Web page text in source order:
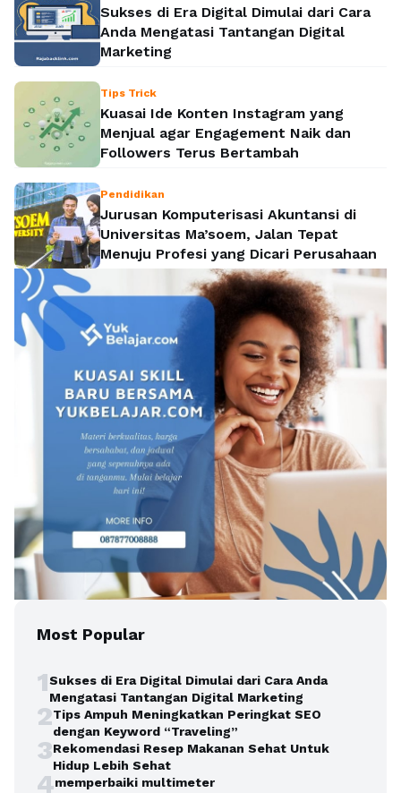
Sukses di Era Digital Dimulai dari Cara
Anda Mengatasi Tantangan Digital
Marketing
Tips Trick
Kuasai Ide Konten Instagram yang
Menjual agar Engagement Naik dan
Followers Terus Bertambah
Pendidikan
Jurusan Komputerisasi Akuntansi di
Universitas Ma’soem, Jalan Tepat
Menuju Profesi yang Dicari Perusahaan
Most Popular
1Sukses di Era Digital Dimulai dari Cara Anda
Mengatasi Tantangan Digital Marketing
2Tips Ampuh Meningkatkan Peringkat SEO
dengan Keyword “Traveling”
3Rekomendasi Resep Makanan Sehat Untuk
Hidup Lebih Sehat
4memperbaiki multimeter